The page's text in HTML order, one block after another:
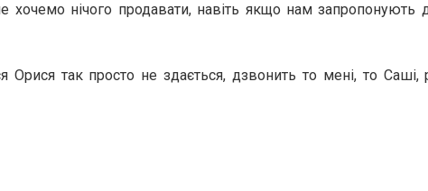
хочемо нічого продавати, навіть якщо нам запропонують
Орися так просто не здається, дзвонить то мені, то Саші,